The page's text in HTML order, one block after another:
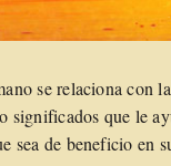
se relaciona con
significados que le
sea de beneficio en